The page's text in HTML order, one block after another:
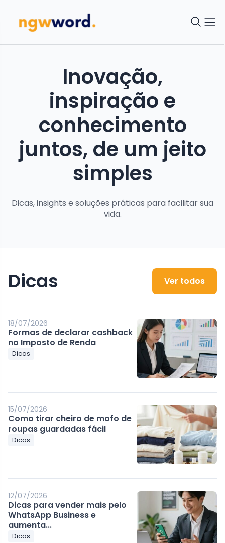
Inovação,
inspiração e
conhecimento
juntos, de um jeito
simples
Dicas, insights e soluções práticas para facilitar sua
vida.
Dicas Ver todos
18/07/2026
Formas de declarar cashback
no Imposto de Renda
Dicas
15/07/2026
Como tirar cheiro de mofo de
roupas guardadas fácil
Dicas
12/07/2026
Dicas para vender mais pelo
WhatsApp Business e
aumenta...
Dicas